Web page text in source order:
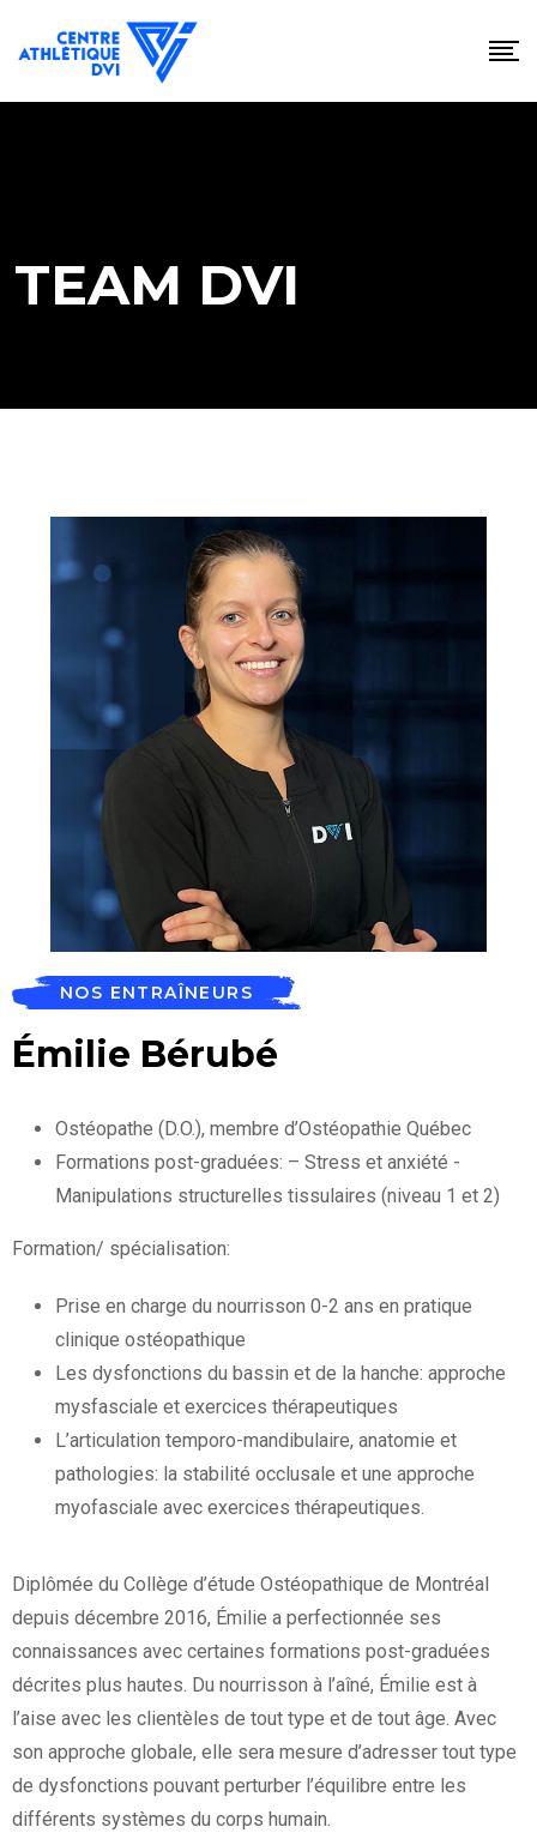
TEAM DVI
NOS ENTRAÎNEURS
Émilie Bérubé
Ostéopathe (D.O.), membre d’Ostéopathie Québec
Formations post-graduées: – Stress et anxiété -
Manipulations structurelles tissulaires (niveau 1 et 2)
Formation/ spécialisation:
Prise en charge du nourrisson 0-2 ans en pratique
clinique ostéopathique
Les dysfonctions du bassin et de la hanche: approche
mysfasciale et exercices thérapeutiques
L’articulation temporo-mandibulaire, anatomie et
pathologies: la stabilité occlusale et une approche
myofasciale avec exercices thérapeutiques.
Diplômée du Collège d’étude Ostéopathique de Montréal
depuis décembre 2016, Émilie a perfectionnée ses
connaissances avec certaines formations post-graduées
décrites plus hautes. Du nourrisson à l’aîné, Émilie est à
l’aise avec les clientèles de tout type et de tout âge. Avec
son approche globale, elle sera mesure d’adresser tout type
de dysfonctions pouvant perturber l’équilibre entre les
différents systèmes du corps humain.